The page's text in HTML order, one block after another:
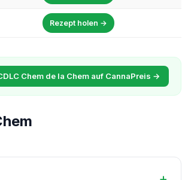
Rezept holen →
Chem de la Chem auf CannaPreis →